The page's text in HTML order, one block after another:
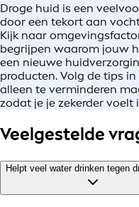
Droge huid is een
door een tekort aan
Kijk naar
begrijpen waarom jouw
een nieuwe
producten. Volg de tips
alleen te verminderen
zodat je je zekerder voelt
Veelgestelde
Helpt veel water drinken tegen